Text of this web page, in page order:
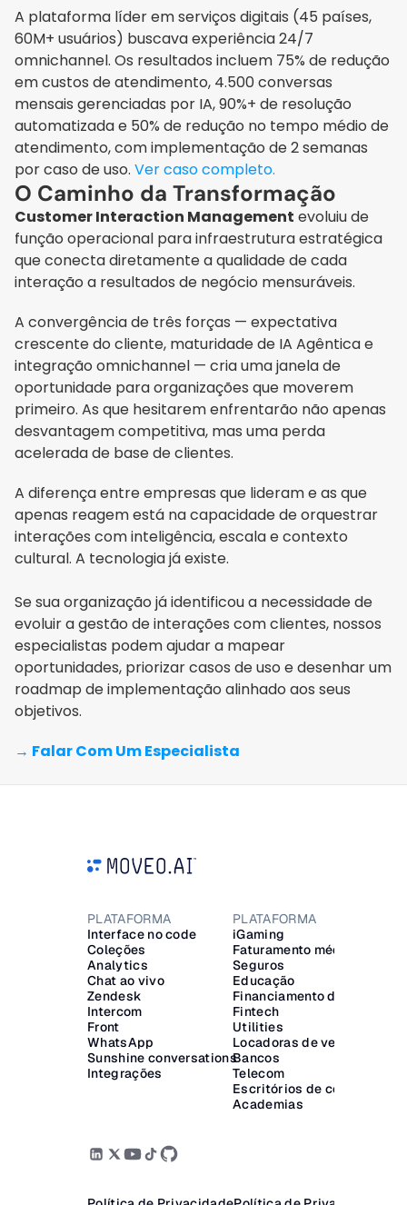
A plataforma líder em serviços digitais (45 países,
60M+ usuários) buscava experiência 24/7
omnichannel. Os resultados incluem 75% de redução
em custos de atendimento, 4.500 conversas
mensais gerenciadas por IA, 90%+ de resolução
automatizada e 50% de redução no tempo médio de
atendimento, com implementação de 2 semanas
por caso de uso. Ver caso completo.
O Caminho da Transformação
Customer Interaction Management evoluiu de
função operacional para infraestrutura estratégica
que conecta diretamente a qualidade de cada
interação a resultados de negócio mensuráveis.
A convergência de três forças — expectativa
crescente do cliente, maturidade de IA Agêntica e
integração omnichannel — cria uma janela de
oportunidade para organizações que moverem
primeiro. As que hesitarem enfrentarão não apenas
desvantagem competitiva, mas uma perda
acelerada de base de clientes.
A diferença entre empresas que lideram e as que
apenas reagem está na capacidade de orquestrar
interações com inteligência, escala e contexto
cultural. A tecnologia já existe.
Se sua organização já identificou a necessidade de
evoluir a gestão de interações com clientes, nossos
especialistas podem ajudar a mapear
oportunidades, priorizar casos de uso e desenhar um
roadmap de implementação alinhado aos seus
objetivos.
→ Falar Com Um Especialista
PLATAFORMA
Interface no code
Coleções
Analytics
Chat ao vivo
Zendesk
Intercom
Front
WhatsApp
Sunshine conversations
Integrações
PLATAFORMA
Faturamento médico
Seguros
iGaming
Educação
Financiamento de veículos
Fintech
Utilities
Locadoras de veículos
Bancos
Telecom
Escritórios de cobrança
Academias